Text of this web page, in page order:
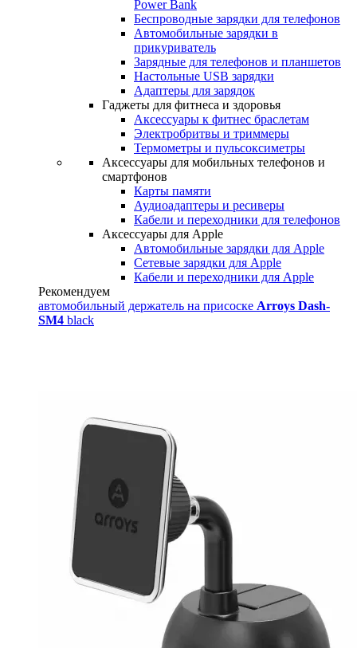
Power Bank
Беспроводные зарядки для телефонов
Автомобильные зарядки в
прикуриватель
Зарядные для телефонов и планшетов
Настольные USB зарядки
Адаптеры для зарядок
Гаджеты для фитнеса и здоровья
Аксессуары к фитнес браслетам
Электробритвы и триммеры
Термометры и пульсоксиметры
Аксессуары для мобильных телефонов и
смартфонов
Карты памяти
Аудиоадаптеры и ресиверы
Кабели и переходники для телефонов
Аксессуары для Apple
Автомобильные зарядки для Apple
Сетевые зарядки для Apple
Кабели и переходники для Apple
Рекомендуем
автомобильный держатель на присоске Arroys Dash-
SM4 black